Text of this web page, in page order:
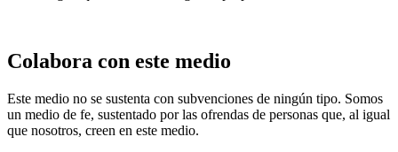
Colabora con este medio
Este medio no se sustenta con subvenciones de ningún tipo. Somos
un medio de fe, sustentado por las ofrendas de personas que, al igual
que nosotros, creen en este medio.